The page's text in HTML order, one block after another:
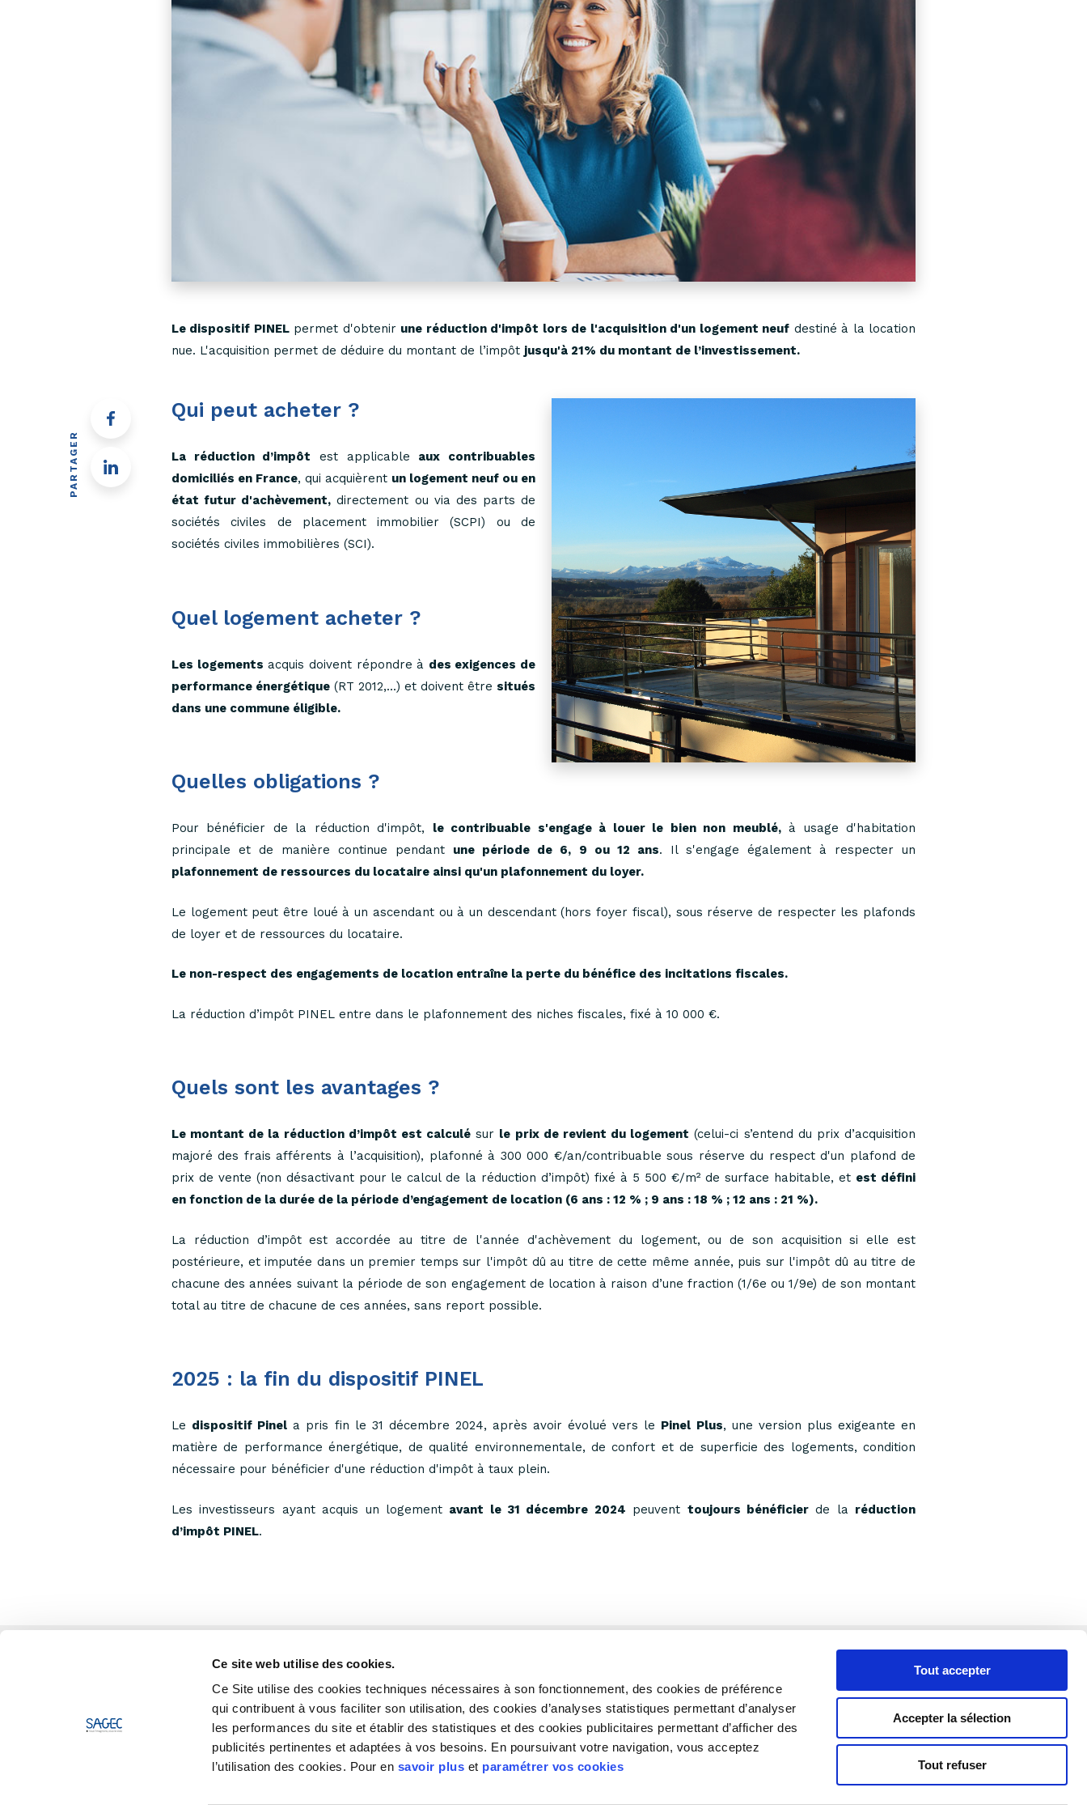
Ce site web utilise des cookies.
Ce Site utilise des cookies techniques nécessaires à son fonctionnement, des cookies de préférence
qui contribuent à vous faciliter son utilisation, des cookies d’analyses statistiques permettant d’analyser
les performances du site et établir des statistiques et des cookies publicitaires permettant d’afficher des
publicités pertinentes et adaptées à vos besoins. En poursuivant votre navigation, vous acceptez
l’utilisation des cookies. Pour en savoir plus et paramétrer vos cookies
Tout accepter
Accepter la sélection
Tout refuser
Le dispositif PINELpermet d'obtenir une réduction d'impôt lors de l'acquisition d'un logement neuf destiné à la location
nue. L'acquisition permet de déduire du montant de l’impôt jusqu'à 21% du montant de l’investissement.
Qui peut acheter ?
La réduction d’impôt est applicable aux contribuables
domiciliés en France, qui acquièrent un logement neuf ou en
état futur d'achèvement, directement ou via des parts de
sociétés civiles de placement immobilier (SCPI) ou de
sociétés civiles immobilières (SCI).
Quel logement acheter ?
Les logements acquis doivent répondre à des exigences de
performance énergétique (RT 2012,...) et doivent être situés
dans une commune éligible.
Quelles obligations ?
Pour bénéficier de la réduction d'impôt, le contribuable s'engage à louer le bien non meublé,à usage d'habitation
principale et de manière continue pendant une période de 6, 9 ou 12 ans. Il s'engage également à respecter un
plafonnement de ressources du locataire ainsi qu'un plafonnement du loyer.
Le logement peut être loué à un ascendant ou à un descendant (hors foyer fiscal), sous réserve de respecter les plafonds
de loyer et de ressources du locataire.
Le non-respect des engagements de location entraîne la perte du bénéfice des incitations fiscales.
La réduction d’impôt PINEL entre dans le plafonnement des niches fiscales, fixé à 10 000 €.
Quels sont les avantages ?
Le montant de la réduction d’impôt est calculé sur le prix de revient du logement (celui-ci s’entend du prix d’acquisition
majoré des frais afférents à l’acquisition), plafonné à 300 000 €/an/contribuable sous réserve du respect d'un plafond de
prix de vente (non désactivant pour le calcul de la réduction d’impôt) fixé à 5 500 €/m² de surface habitable, et est défini
en fonction de la durée de la période d’engagement de location (6 ans : 12 % ; 9 ans : 18 % ; 12 ans : 21 %).
La réduction d’impôt est accordée au titre de l'année d'achèvement du logement, ou de son acquisition si elle est
postérieure, et imputée dans un premier temps sur l'impôt dû au titre de cette même année, puis sur l'impôt dû au titre de
chacune des années suivant la période de son engagement de location à raison d’une fraction (1/6e ou 1/9e) de son montant
total au titre de chacune de ces années, sans report possible.
2025 : la fin du dispositif PINEL
Le dispositif Pinel a pris fin le 31 décembre 2024, après avoir évolué vers le Pinel Plus, une version plus exigeante en
matière de performance énergétique, de qualité environnementale, de confort et de superficie des logements, condition
nécessaire pour bénéficier d'une réduction d'impôt à taux plein.
Les investisseurs ayant acquis un logement avant le 31 décembre 2024 peuvent toujours bénéficierde la réduction
d’impôt PINEL.
PARTAGER
Recrutement Espace partenaire Espace client
Mentions légales